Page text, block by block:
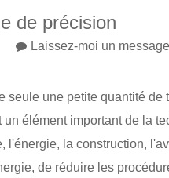
de précision
Laissez-moi un message
une petite quantité
élément important de la
la construction,
de réduire les